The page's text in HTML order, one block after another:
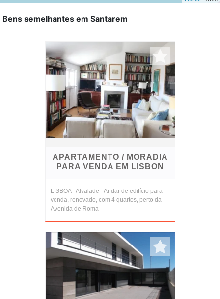
Bens semelhantes em Santarem
APARTAMENTO / MORADIA
PARA VENDA EM LISBON
LISBOA - Alvalade - Andar de edifício para
venda, renovado, com 4 quartos, perto da
Avenida de Roma